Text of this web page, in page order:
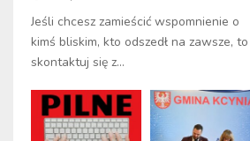
Jeśli chcesz zamieścić wspomnienie o
kimś bliskim, kto odszedł na zawsze, to
skontaktuj się z...